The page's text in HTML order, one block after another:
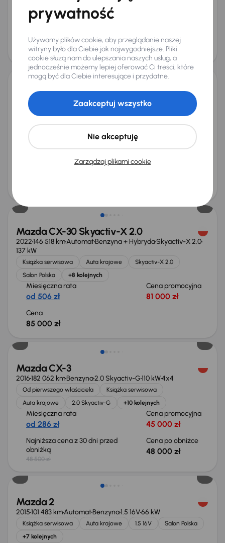
od 128 zł
obniżką
22 000 zł
21 500 zł
Od nowego taniej o 50 999 zł
Mazda CX-30 Skyactiv-X 2.0
2021 AutomatBenzyna + Hybryda
Skyactiv-X 2.0
137 kW
Od pierwszego właściciela
Książka serwisowa
Skyactiv-X 2.0 +9 kolejnych
Miesięczna rata Cena promocyjna
93 000 zł
Mazda CX-30 Skyactiv-X 2.0
2022146 518 kmAutomatBenzyna + HybrydaSkyactiv-X 2.0
137 kW
Książka serwisowa Auta krajowe
Skyactiv-X 2.0
Salon Polska
+8 kolejnych
Miesięczna rata
od 506 zł
Cena promocyjna
81 000 zł
Cena
85 000 zł
Taniej o 500 zł
Mazda CX-3
2016182 062 kmBenzyna2.0 Skyactiv-G110 kW4x4
Od pierwszego właściciela
Książka serwisowa
Auta krajowe
2.0 Skyactiv-G +10 kolejnych
Miesięczna rata
od 286 zł
Cena promocyjna
45 000 zł
Najniższa cena z 30 dni przed
obniżką
48 500 zł
Cena po obniżce
48 000 zł
Taniej o 2 000 zł
Mazda 2
2015101 483 kmAutomatBenzyna1.5 16V66 kW
Książka serwisowa Auta krajowe 1.5 16V
Salon Polska
+7 kolejnych
prywatność
Używamy plików cookie, aby przeglądanie naszej
witryny było dla Ciebie jak najwygodniejsze. Pliki
cookie służą nam do ulepszania naszych usług, a
jednocześnie możemy lepiej oferować Ci treści, które
mogą być dla Ciebie interesujące i przydatne.
Zarządzaj plikami cookie
Nie akceptuję
Zaakceptuj wszystko